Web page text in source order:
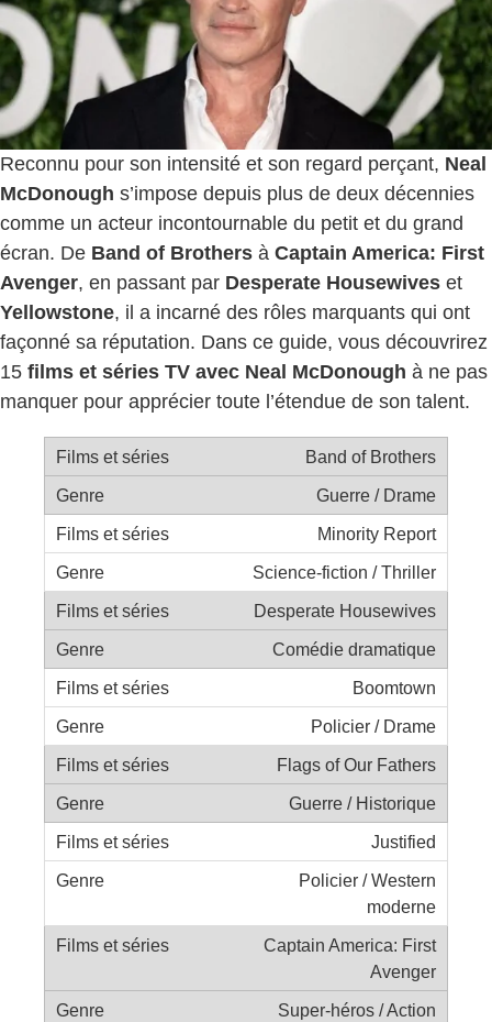
Reconnu pour son intensité et son regard perçant, Neal
McDonough s’impose depuis plus de deux décennies
comme un acteur incontournable du petit et du grand
écran. De Band of Brothers à Captain America: First
Avenger, en passant par Desperate Housewives et
Yellowstone, il a incarné des rôles marquants qui ont
façonné sa réputation. Dans ce guide, vous découvrirez
15 films et séries TV avec Neal McDonough à ne pas
manquer pour apprécier toute l’étendue de son talent.
Band of Brothers
Guerre / Drame
Minority Report
Science-fiction / Thriller
Desperate Housewives
Comédie dramatique
Boomtown
Policier / Drame
Flags of Our Fathers
Guerre / Historique
Justified
Policier / Western
moderne
Captain America: First
Avenger
Super-héros / Action